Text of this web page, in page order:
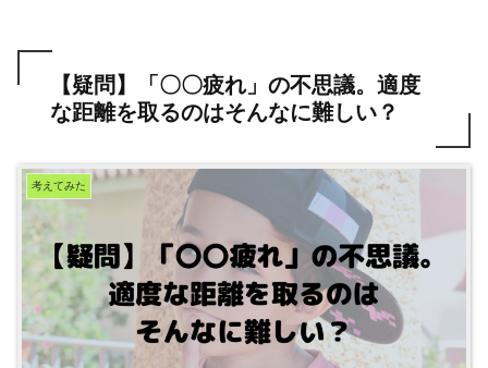
【疑問】「〇〇疲れ」の不思議。適度
な距離を取るのはそんなに難しい？
考えてみた